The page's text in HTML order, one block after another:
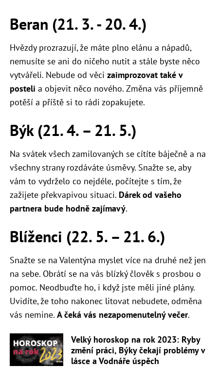
Beran (21. 3. - 20. 4.)
Hvězdy prozrazují, že máte plno elánu a nápadů,
nemusíte se ani do ničeho nutit a stále byste něco
vytvářeli. Nebude od věci zaimprozovat také v
posteli a objevit něco nového. Změna vás příjemně
potěší a příště si to rádi zopakujete.
Býk (21. 4. – 21. 5.)
Na svátek všech zamilovaných se cítíte báječně a na
všechny strany rozdáváte úsměvy. Snažte se, aby
vám to vydrželo co nejdéle, počítejte s tím, že
zažijete překvapivou situaci. Dárek od vašeho
partnera bude hodně zajímavý.
Blíženci (22. 5. – 21. 6.)
Snažte se na Valentýna myslet více na druhé než jen
na sebe. Obrátí se na vás blízký člověk s prosbou o
pomoc. Neodbuďte ho, i když jste měli jiné plány.
Uvidíte, že toho nakonec litovat nebudete, odměna
vás nemine. A čeká vás nezapomenutelný večer.
Velký horoskop na rok 2023: Ryby
změní práci, Býky čekají problémy v
lásce a Vodnáře úspěch